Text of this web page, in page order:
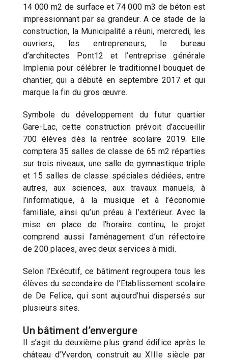
14 000 m2 de surface et 74 000 m3 de béton est
impressionnant par sa grandeur. A ce stade de la
construction, la Municipalité a réuni, mercredi, les
ouvriers, les entrepreneurs, le bureau
d’architectes Pont12 et l’entreprise générale
Implenia pour célébrer le traditionnel bouquet de
chantier, qui a débuté en septembre 2017 et qui
marque la fin du gros œuvre.
Symbole du développement du futur quartier
Gare-Lac, cette construction prévoit d’accueillir
700 élèves dès la rentrée scolaire 2019. Elle
comptera 35 salles de classe de 65 m2 réparties
sur trois niveaux, une salle de gymnastique triple
et 15 salles de classe spéciales dédiées, entre
autres, aux sciences, aux travaux manuels, à
l’informatique, à la musique et à l’économie
familiale, ainsi qu’un préau à l’extérieur. Avec la
mise en place de l’horaire continu, le projet
comprend aussi l’aménagement d’un réfectoire
de 200 places, avec deux services à midi.
Selon l’Exécutif, ce bâtiment regroupera tous les
élèves du secondaire de l’Etablissement scolaire
de De Felice, qui sont aujourd’hui dispersés sur
plusieurs sites.
Un bâtiment d’envergure
Il s’agit du deuxième plus grand édifice après le
château d’Yverdon, construit au XIIIe siècle par